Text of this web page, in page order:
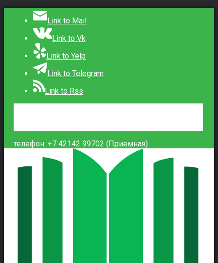
Link to Mail
Link to Vk
Link to Yelp
Link to Telegram
Link to Rss
телефон: +7 42142 99702 (Приемная)